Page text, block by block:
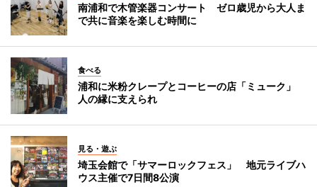
南浦和で木管楽器コンサート ゼロ歳児から大人ま
で共に音楽を楽しむ時間に
食べる
浦和に米粉クレープとコーヒーの店「ミューク」
人の縁に支えられ
見る・遊ぶ
埼玉会館で「サマーロックフェス」 地元ライブハ
ウス主催で7日間8公演